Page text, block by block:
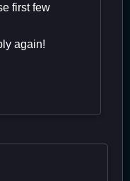
first few
again!